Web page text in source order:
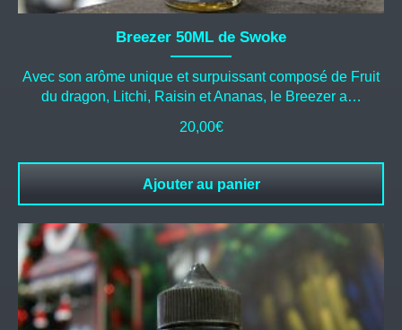
Breezer 50ML de Swoke
Avec son arôme unique et surpuissant composé de Fruit
du dragon, Litchi, Raisin et Ananas, le Breezer a…
20,00€
Ajouter au panier